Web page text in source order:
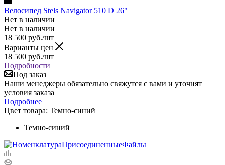
Велосипед Stels Navigator 510 D 26"
Нет в наличии
Нет в наличии
18 500 руб./шт
Варианты цен
18 500 руб./шт
Подробности
Под заказ
Наши менеджеры обязательно свяжутся с вами и уточнят
условия заказа
Подробнее
Цвет товара: Темно-синий
Темно-синий